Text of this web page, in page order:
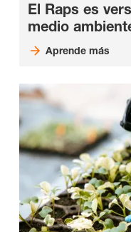
El Raps es
medio
Aprende más